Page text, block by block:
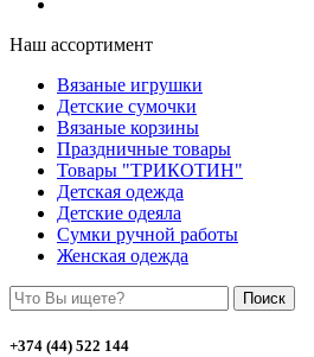
Наш ассортимент
Вязаные игрушки
Детские сумочки
Вязаные корзины
Праздничные товары
Товары "ТРИКОТИН"
Детская одежда
Детские одеяла
Сумки ручной работы
Женская одежда
Поиск
+374 (44) 522 144